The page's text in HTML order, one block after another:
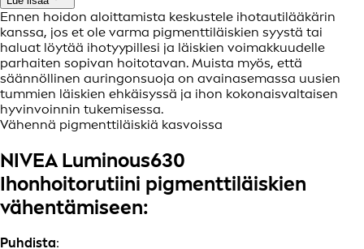
Ennen hoidon aloittamista keskustele ihotautilääkärin
kanssa, jos et ole varma pigmenttiläiskien syystä tai
haluat löytää ihotyypillesi ja läiskien voimakkuudelle
parhaiten sopivan hoitotavan. Muista myös, että
säännöllinen auringonsuoja on avainasemassa uusien
tummien läiskien ehkäisyssä ja ihon kokonaisvaltaisen
hyvinvoinnin tukemisessa.
Vähennä pigmenttiläiskiä kasvoissa
NIVEA Luminous630
Ihonhoitorutiini pigmenttiläiskien
vähentämiseen:
Puhdista: